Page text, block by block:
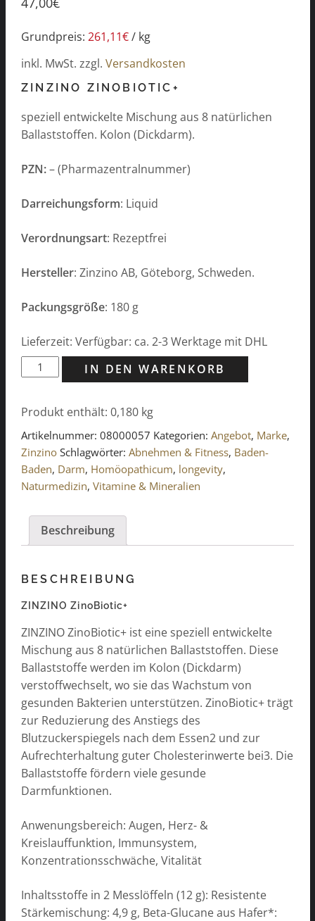
Grundpreis: 261,11€/ kg
inkl. MwSt. zzgl. Versandkosten
ZINZINO ZINOBIOTIC+
speziell entwickelte Mischung aus 8 natürlichen
Ballaststoffen. Kolon (Dickdarm).
PZN:– (Pharmazentralnummer)
Darreichungsform: Liquid
Verordnungsart: Rezeptfrei
Hersteller: Zinzino AB, Göteborg, Schweden.
Packungsgröße: 180 g
Lieferzeit: Verfügbar: ca. 2-3 Werktage mit DHL
ZINZINO
ZinoBiotic+
IN DEN WARENKORB
Produkt enthält: 0,180 kg
Artikelnummer: 08000057 Kategorien: Angebot, Marke,
Zinzino Schlagwörter: Abnehmen & Fitness, Baden-
Baden, Darm, Homöopathicum, longevity,
Naturmedizin, Vitamine & Mineralien
Beschreibung
BESCHREIBUNG
ZINZINO ZinoBiotic+
ZINZINO ZinoBiotic+ ist eine speziell entwickelte
Mischung aus 8 natürlichen Ballaststoffen. Diese
Ballaststoffe werden im Kolon (Dickdarm)
verstoffwechselt, wo sie das Wachstum von
gesunden Bakterien unterstützen. ZinoBiotic+ trägt
zur Reduzierung des Anstiegs des
Blutzuckerspiegels nach dem Essen2 und zur
Aufrechterhaltung guter Cholesterinwerte bei3. Die
Ballaststoffe fördern viele gesunde
Darmfunktionen.
Anwenungsbereich: Augen, Herz- &
Kreislauffunktion, Immunsystem,
Konzentrationsschwäche, Vitalität
Inhaltsstoffe in 2 Messlöffeln (12 g): Resistente
Stärkemischung: 4,9 g, Beta-Glucane aus Hafer*: